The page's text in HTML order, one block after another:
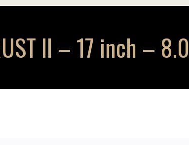
II – 17 inch –